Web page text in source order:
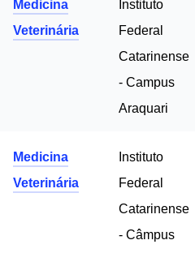
Medicina
Veterinária
Instituto
Federal
Catarinense
- Campus
Araquari
Medicina
Veterinária
Instituto
Federal
Catarinense
- Câmpus